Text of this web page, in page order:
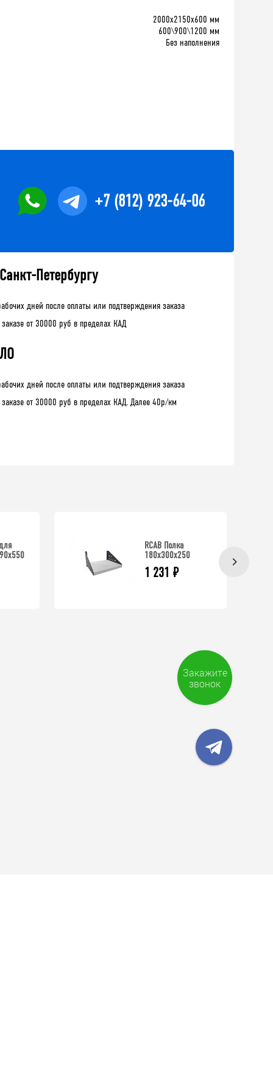
2000x2150x600 мм
600\900\1200 мм
Без наполнения
+7 (812) 923-64-06
Петербургу
дней после оплаты или подтверждения заказа
от 30000 руб в пределах КАД
дней после оплаты или подтверждения заказа
заказе от 30000 руб в пределах КАД. Далее 40р/км
RCAB Полка
180x300x250
1 231 ₽
Закажите
звонок